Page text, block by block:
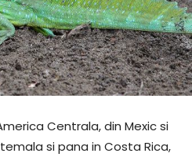
Centrala, din Mexic si
si pana in Costa Rica,